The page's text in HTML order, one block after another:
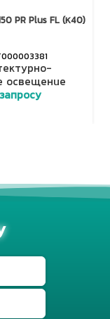
PR Plus FL (К40)
освещение